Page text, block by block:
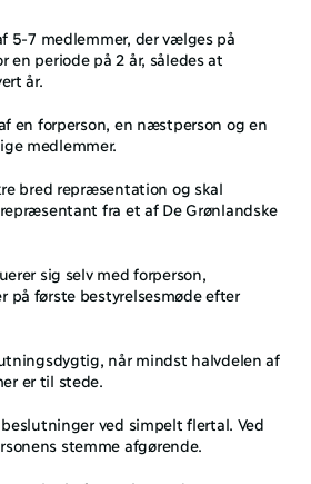
5-7 medlemmer, der vælges på
en periode på 2 år, således at
år.
en forperson, en næstperson og en
medlemmer.
bred repræsentation og skal
fra et af De Grønlandske
sig selv med forperson,
på første bestyrelsesmøde efter
når mindst halvdelen af
er til stede.
ved simpelt flertal. Ved
stemme afgørende.